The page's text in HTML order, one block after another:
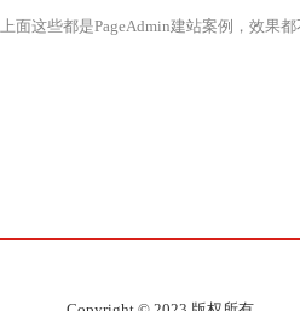
这些都是PageAdmin建站案例，效果都